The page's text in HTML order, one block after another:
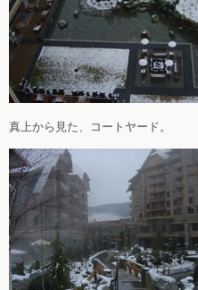
真上から見た、コートヤード。